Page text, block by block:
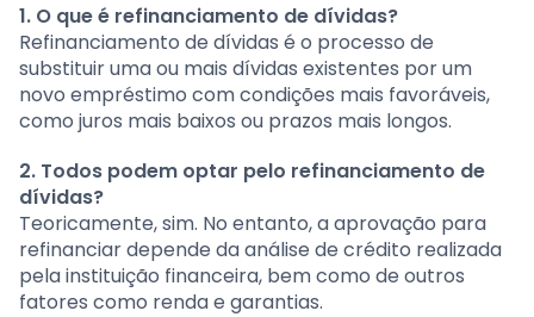
1. O que é refinanciamento de dívidas?
Refinanciamento de dívidas é o processo de
substituir uma ou mais dívidas existentes por um
novo empréstimo com condições mais favoráveis,
como juros mais baixos ou prazos mais longos.
2. Todos podem optar pelo refinanciamento de
dívidas?
Teoricamente, sim. No entanto, a aprovação para
refinanciar depende da análise de crédito realizada
pela instituição financeira, bem como de outros
fatores como renda e garantias.